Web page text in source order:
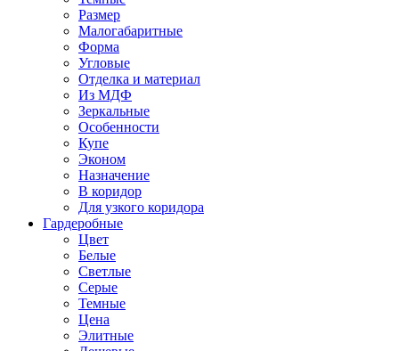
Размер
Малогабаритные
Форма
Угловые
Отделка и материал
Из МДФ
Зеркальные
Особенности
Купе
Эконом
Назначение
В коридор
Для узкого коридора
Гардеробные
Цвет
Белые
Светлые
Серые
Темные
Цена
Элитные